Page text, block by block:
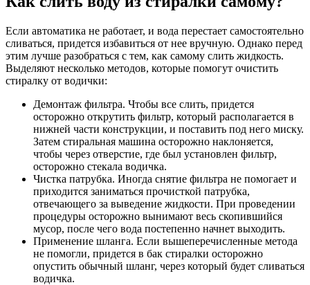
Если автоматика не работает, и вода перестает самостоятельно
сливаться, придется избавиться от нее вручную. Однако перед
этим лучше разобраться с тем, как самому слить жидкость.
Выделяют несколько методов, которые помогут очистить
стиралку от водички:
Демонтаж фильтра. Чтобы все слить, придется
осторожно открутить фильтр, который располагается в
нижней части конструкции, и поставить под него миску.
Затем стиральная машина осторожно наклоняется,
чтобы через отверстие, где был установлен фильтр,
осторожно стекала водичка.
Чистка патрубка. Иногда снятие фильтра не помогает и
приходится заниматься прочисткой патрубка,
отвечающего за выведение жидкости. При проведении
процедуры осторожно вынимают весь скопившийся
мусор, после чего вода постепенно начнет выходить.
Применение шланга. Если вышеперечисленные метода
не помогли, придется в бак стиралки осторожно
опустить обычный шланг, через который будет сливаться
водичка.